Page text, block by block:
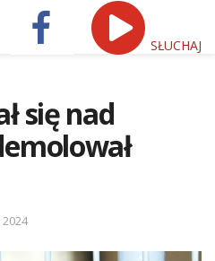
SŁUCHAJ
się nad